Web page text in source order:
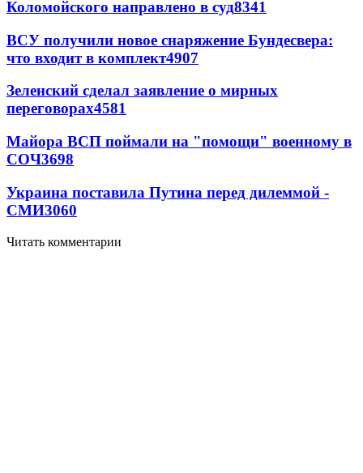
Коломойского направлено в суд8341
ВСУ получили новое снаряжение Бундесвера:
что входит в комплект4907
Зеленский сделал заявление о мирных
переговорах4581
Майора ВСП поймали на "помощи" военному в
СОЧ3698
Украина поставила Путина перед дилеммой -
СМИ3060
Читать комментарии